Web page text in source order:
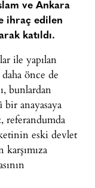
ve Ankara
ihraç edilen
katıldı.
ile yapılan
önce de
bunlardan
anayasaya
referandumda
eski devlet